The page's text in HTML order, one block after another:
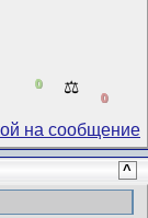
0 ⚖️
0
^